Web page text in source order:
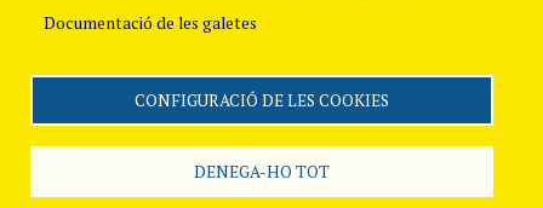
Documentació de les galetes
CONFIGURACIÓ DE LES COOKIES
DENEGA-HO TOT
Política de
Privacitat
Canal